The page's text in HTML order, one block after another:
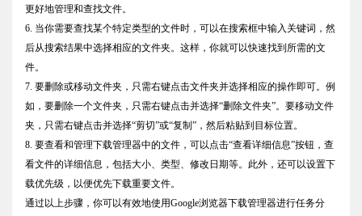
更好地管理和查找文件。
6. 当你需要查找某个特定类型的文件时，可以在搜索框中输入关键词，然
后从搜索结果中选择相应的文件夹。这样，你就可以快速找到所需的文
件。
7. 要删除或移动文件夹，只需右键点击文件夹并选择相应的操作即可。例
如，要删除一个文件夹，只需右键点击并选择“删除文件夹”。要移动文件
夹，只需右键点击并选择“剪切”或“复制”，然后粘贴到目标位置。
8. 要查看和管理下载管理器中的文件，可以点击“查看详细信息”按钮，查
看文件的详细信息，包括大小、类型、修改日期等。此外，还可以设置下
载优先级，以便优先下载重要文件。
通过以上步骤，你可以有效地使用Google浏览器下载管理器进行任务分